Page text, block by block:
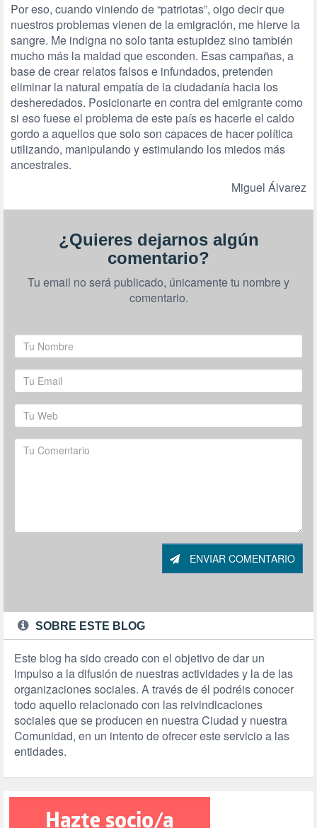
Por eso, cuando viniendo de “patriotas”, oigo decir que
nuestros problemas vienen de la emigración, me hierve la
sangre. Me indigna no solo tanta estupidez sino también
mucho más la maldad que esconden. Esas campañas, a
base de crear relatos falsos e infundados, pretenden
eliminar la natural empatía de la ciudadanía hacia los
desheredados. Posicionarte en contra del emigrante como
si eso fuese el problema de este país es hacerle el caldo
gordo a aquellos que solo son capaces de hacer política
utilizando, manipulando y estimulando los miedos más
ancestrales.
Miguel Álvarez
¿Quieres dejarnos algún
comentario?
Tu email no será publicado, únicamente tu nombre y
comentario.
ENVIAR COMENTARIO
SOBRE ESTE BLOG
Este blog ha sido creado con el objetivo de dar un
impulso a la difusión de nuestras actividades y la de las
organizaciones sociales. A través de él podréis conocer
todo aquello relacionado con las reivindicaciones
sociales que se producen en nuestra Ciudad y nuestra
Comunidad, en un intento de ofrecer este servicio a las
entidades.